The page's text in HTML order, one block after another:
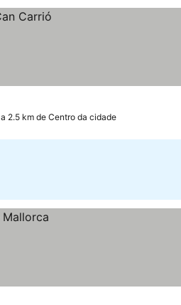
a 2.5 km de Centro da cidade